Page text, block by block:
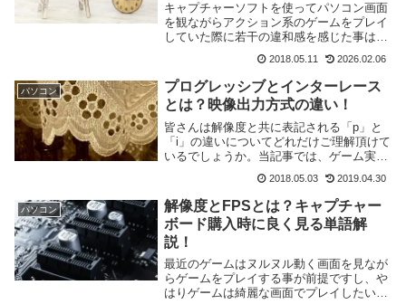
キャプチャーソフトを使ってパソコン画面
を観ながらアクション系のゲームをプレイ
していた際に若干の違和感を感じた事はあ
りませんか？当記事ではゲーム実況配信者
の宿敵共言えるキャプチャー画面の「映像
遅延」について簡単に解説致します。
2018.05.11 2026.02.06
パソコン
プログレッシブとインターレース
とは？映像出力方式の違い！
皆さんは解像度と共に表記される「p」と
「i」の違いについてどれだけご理解頂けて
いるでしょうか。当記事では、ゲーム実況
いプログレッシブとインターレースの事に
ついて簡単に解説致します。
2018.05.03 2019.04.30
パソコン
解像度とFPSとは？キャプチャー
ボード購入時に良く見る単語解
説！
最近のゲームはヌルヌル動く画面を見なが
らゲームをプレイする事が前提ですし、や
はりゲームは綺麗な画面でプレイしたいで